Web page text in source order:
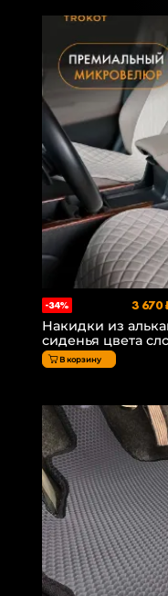
-34% 3 670
Накидки из
сиденья цвета
В корзину